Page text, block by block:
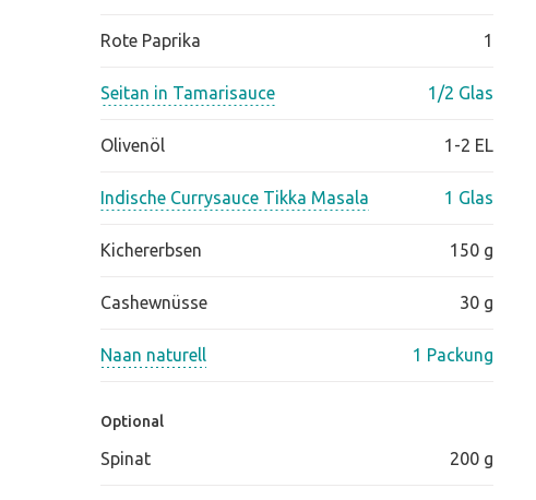
Rote Paprika 1
Seitan in Tamarisauce 1/2 Glas
Olivenöl 1-2 EL
Indische Currysauce Tikka Masala 1 Glas
Kichererbsen 150 g
Cashewnüsse 30 g
Naan naturell 1 Packung
Optional
Spinat 200 g